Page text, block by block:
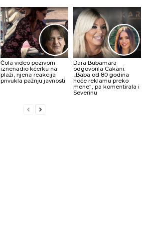
Čola video pozivom
iznenadio kćerku na
plaži, njena reakcija
privukla pažnju javnosti
Dara Bubamara
odgovorila Cakani:
„Baba od 80 godina
hoće reklamu preko
mene“, pa komentirala i
Severinu